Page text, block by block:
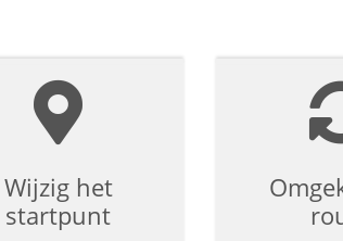
Wijzig het
startpunt